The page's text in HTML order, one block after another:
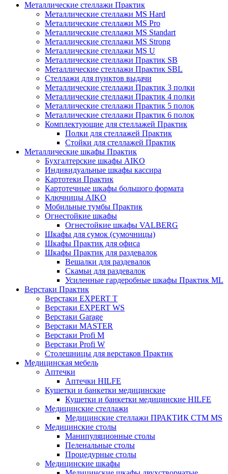
Металлические стеллажи Практик
Металлические стеллажи MS Hard
Металлические стеллажи MS Pro
Металлические стеллажи MS Standart
Металлические стеллажи MS Strong
Металлические стеллажи MS U
Металлические стеллажи Практик SB
Металлические стеллажи Практик SBL
Стеллажи для пунктов выдачи
Металлические стеллажи Практик 3 полки
Металлические стеллажи Практик 4 полки
Металлические стеллажи Практик 5 полок
Металлические стеллажи Практик 6 полок
Комплектующие для стеллажей Практик
Полки для стеллажей Практик
Стойки для стеллажей Практик
Металлические шкафы Практик
Бухгалтерские шкафы AIKO
Индивидуальные шкафы кассира
Картотеки Практик
Картотечные шкафы большого формата
Ключницы AIKO
Мобильные тумбы Практик
Огнестойкие шкафы
Огнестойкие шкафы VALBERG
Шкафы для сумок (сумочницы)
Шкафы Практик для офиса
Шкафы Практик для раздевалок
Вешалки для раздевалок
Скамьи для раздевалок
Усиленные гардеробные шкафы Практик ML
Верстаки Практик
Верстаки EXPERT T
Верстаки EXPERT WS
Верстаки Garage
Верстаки MASTER
Верстаки Profi M
Верстаки Profi W
Столешницы для верстаков Практик
Медицинская мебель
Аптечки
Аптечки HILFE
Кушетки и банкетки медицинские
Кушетки и банкетки медицинские HILFE
Медицинские стеллажи
Медицинские стеллажи ПРАКТИК СТМ MS
Медицинские столы
Манипуляционные столы
Пеленальные столы
Процедурные столы
Медицинские шкафы